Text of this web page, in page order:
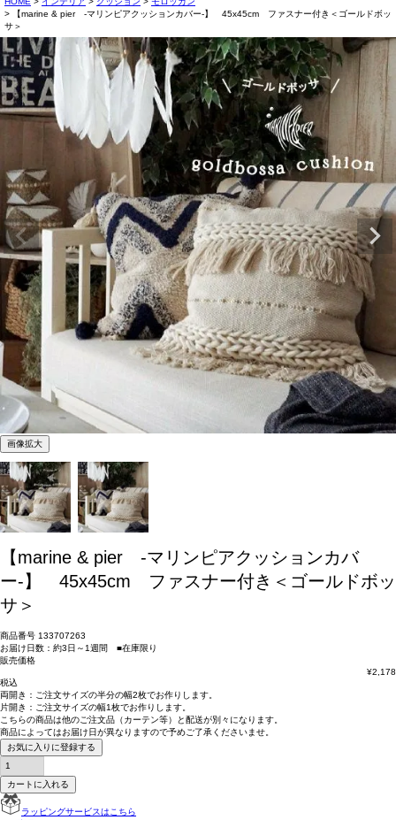
【marine & pier -マリンピアクッションカバー-】 45x45cm ファスナー付き＜ゴールドボッ
サ＞
画像拡大
【marine & pier -マリンピアクッションカバ
ー-】 45x45cm ファスナー付き＜ゴールドボッ
サ＞
商品番号 133707263
お届け日数：約3日～1週間 ■在庫限り
販売価格
¥2,178
税込
両開き： ご注文サイズの半分の幅2枚でお作りします。
片開き： ご注文サイズの幅1枚でお作りします。
こちらの商品は他のご注文品（カーテン等）と配送が別々 になります。
商品によってはお届け日が異なりますので予めご了承くださいませ。
お気に入りに登録する
カートに入れる
ラッピングサービスはこちら